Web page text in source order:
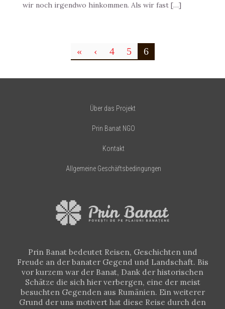
wir noch irgendwo hinkommen. Als wir fast […]
« ‹ 4 5 6
Über das Projekt
Prin Banat NGO
Kontakt
Allgemeine Geschäftsbedingungen
Prin Banat bedeutet Reisen, Geschichten und
Freude an der banater Gegend und Landschaft. Bis
vor kurzem war der Banat, Dank der historischen
Schätze die sich hier verbergen, eine der meist
besuchten Gegenden aus Rumänien. Ein weiterer
Grund der uns motivert hat diese Reise durch den